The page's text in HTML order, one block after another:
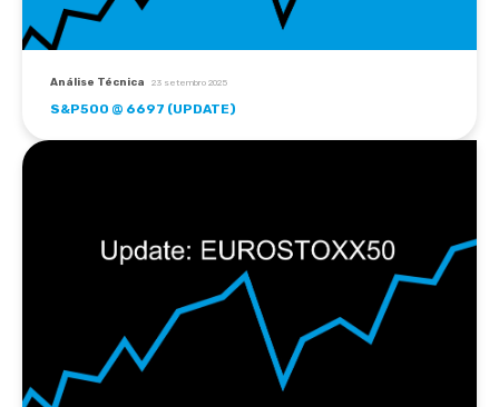
Análise Técnica 23 setembro 2025
S&P500 @ 6697 (UPDATE)